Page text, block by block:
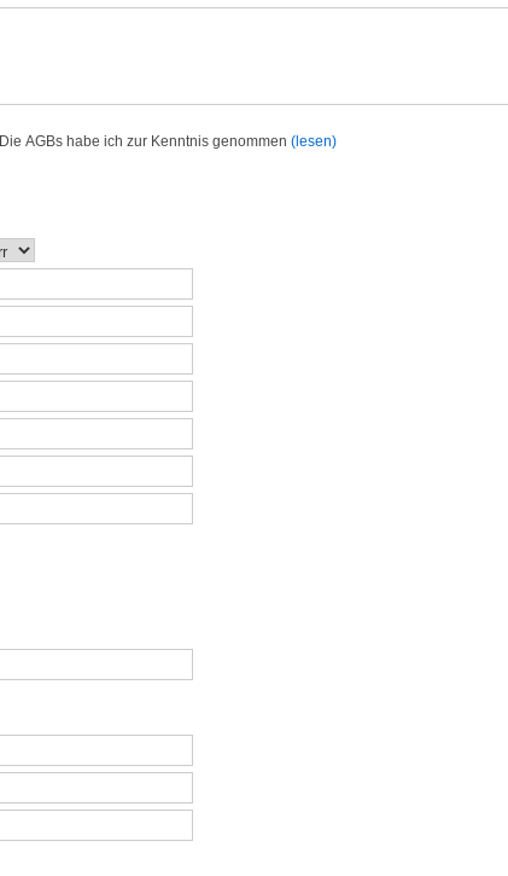
Die AGBs habe ich zur Kenntnis genommen (lesen)